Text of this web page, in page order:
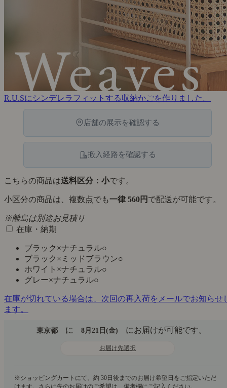
R.U.Sにシンデレラフィットする収納かごを作りました。
店舗の展示を確認する
搬入経路を確認する
こちらの商品は送料区分：小です。
小区分の商品は、複数点でも一律 560円 で配送が可能です。
※離島は別途お見積り
在庫・納期
ブラック×ナチュラル○
ブラック×ミッドブラウン○
ホワイト×ナチュラル○
グレー×ナチュラル○
在庫が切れている場合は、次回の再入荷をメールでお知らせ
ます。
東京都 に 8月21日(金) にお届けが可能です。
お届け先選択